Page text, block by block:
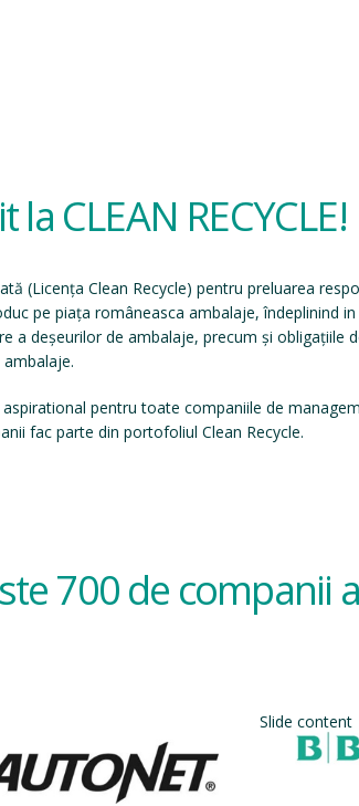
la CLEAN RECYCLE!
(Licența Clean Recycle) pentru preluarea
pe piața româneasca ambalaje, îndeplinind
a deșeurilor de ambalaje, precum și obligațiile
pentru toate companiile de
fac parte din portofoliul Clean Recycle.
700 de companii
Slide